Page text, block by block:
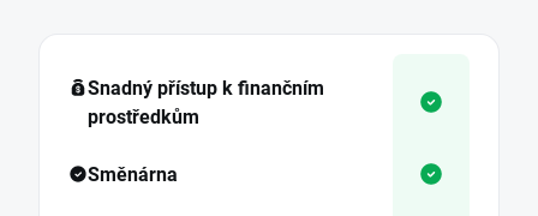
Snadný přístup k finančním
prostředkům
Směnárna